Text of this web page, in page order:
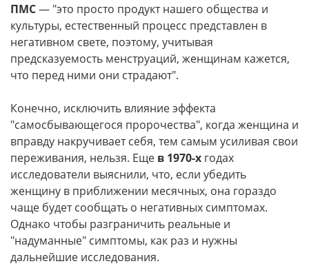
ПМС— "это просто продукт нашего общества и
культуры, естественный процесс представлен в
негативном свете, поэтому, учитывая
предсказуемость менструаций, женщинам кажется,
что перед ними они страдают".
Конечно, исключить влияние эффекта
"самосбывающегося пророчества", когда женщина и
вправду накручивает себя, тем самым усиливая свои
переживания, нельзя. Еще в 1970-х годах
исследователи выяснили, что, если убедить
женщину в приближении месячных, она гораздо
чаще будет сообщать о негативных симптомах.
Однако чтобы разграничить реальные и
"надуманные" симптомы, как раз и нужны
дальнейшие исследования.